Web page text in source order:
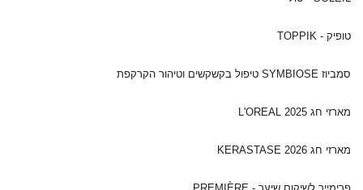
טופיק - TOPPIK
סמביוז SYMBIOSE טיפול בקשקשים וטיהור הקרקפת
מארזי חג 2025 L'OREAL
מארזי חג 2026 KERASTASE